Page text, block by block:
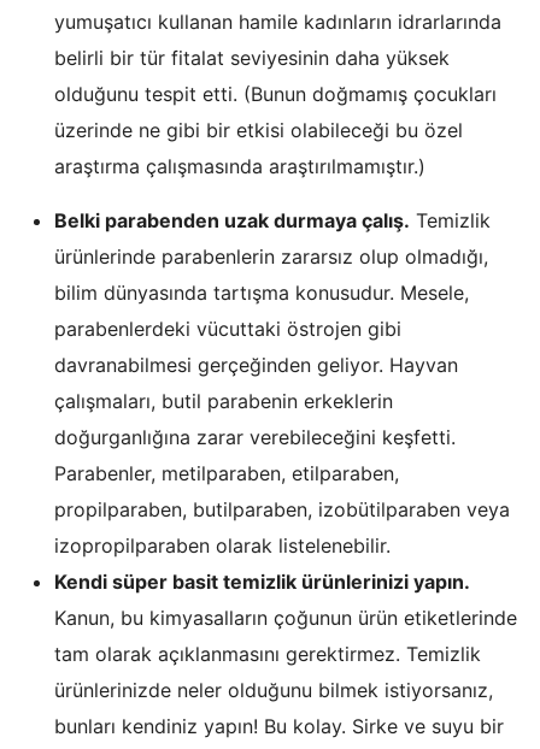
yumuşatıcı kullanan hamile kadınların idrarlarında
belirli bir tür fitalat seviyesinin daha yüksek
olduğunu tespit etti. (Bunun doğmamış çocukları
üzerinde ne gibi bir etkisi olabileceği bu özel
araştırma çalışmasında araştırılmamıştır.)
Belki parabenden uzak durmaya çalış. Temizlik
ürünlerinde parabenlerin zararsız olup olmadığı,
bilim dünyasında tartışma konusudur. Mesele,
parabenlerdeki vücuttaki östrojen gibi
davranabilmesi gerçeğinden geliyor. Hayvan
çalışmaları, butil parabenin erkeklerin
doğurganlığına zarar verebileceğini keşfetti.
Parabenler, metilparaben, etilparaben,
propilparaben, butilparaben, izobütilparaben veya
izopropilparaben olarak listelenebilir.
Kendi süper basit temizlik ürünlerinizi yapın.
Kanun, bu kimyasalların çoğunun ürün etiketlerinde
tam olarak açıklanmasını gerektirmez. Temizlik
ürünlerinizde neler olduğunu bilmek istiyorsanız,
bunları kendiniz yapın! Bu kolay. Sirke ve suyu bir